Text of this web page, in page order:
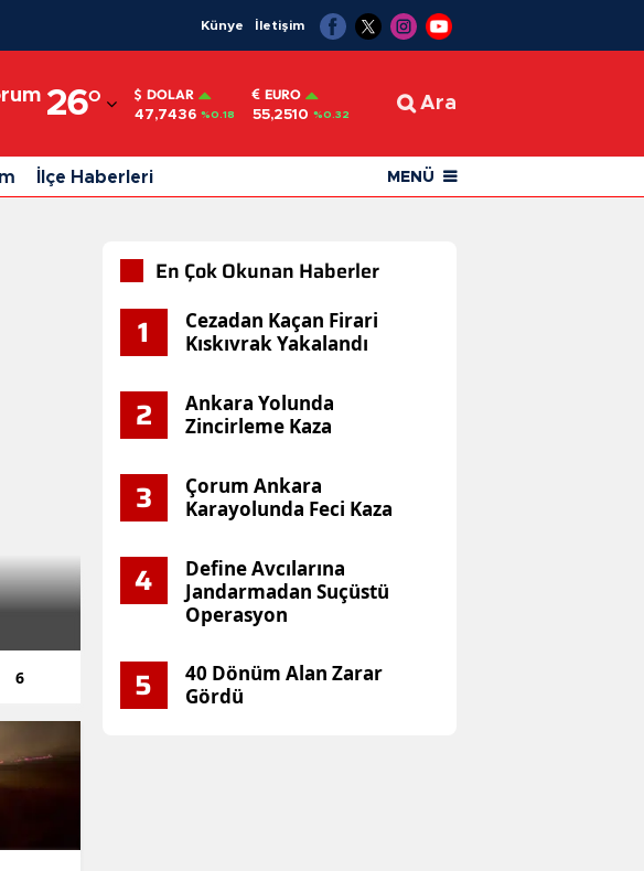
Künye İletişim
26° DOLAR
47,7436 %0.18
EURO
55,2510 %0.32
Ara
İlçe Haberleri MENÜ
Ulukavak’taki Korkutan
Kameralarda!
6
En Çok Okunan Haberler
1
Cezadan Kaçan Firari
Kıskıvrak Yakalandı
2
Ankara Yolunda
Zincirleme Kaza
3
Çorum Ankara
Karayolunda Feci Kaza
4
Define Avcılarına
Jandarmadan Suçüstü
Operasyon
5
40 Dönüm Alan Zarar
Gördü